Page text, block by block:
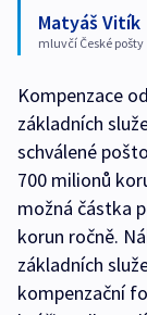
Matyáš Vitík
mluvčí České pošty
Kompenzace
základních
schválené
700 milionů
možná částka
korun ročně.
základních
kompenzační